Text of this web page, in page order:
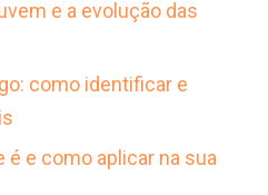
salários
altos.
e a evolução das
como identificar e
é e como aplicar na sua